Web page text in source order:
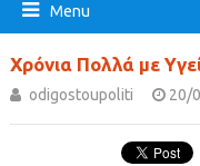
Menu
Χρόνια Πολλά με
odigostoupoliti 20/